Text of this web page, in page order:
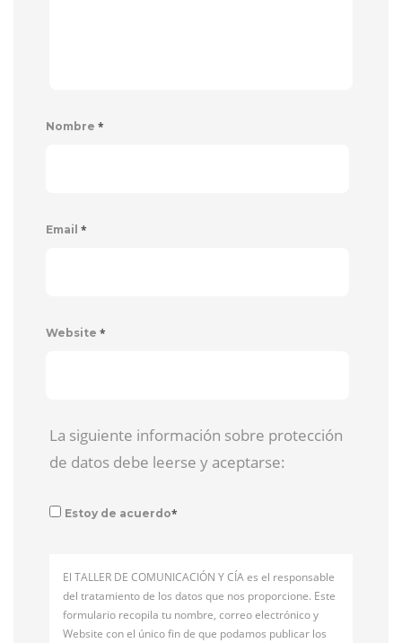
Nombre *
Email *
Website *
La siguiente información sobre protección
de datos debe leerse y aceptarse:
Estoy de acuerdo*
El TALLER DE COMUNICACIÓN Y CÍA es el responsable
del tratamiento de los datos que nos proporcione. Este
formulario recopila tu nombre, correo electrónico y
Website con el único fin de que podamos publicar los